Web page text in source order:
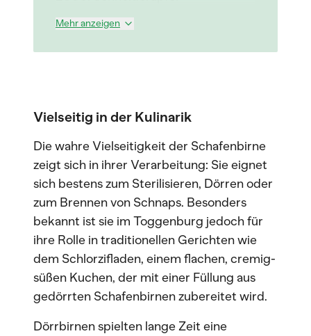
Mehr anzeigen
Vielseitig in der Kulinarik
Die wahre Vielseitigkeit der Schafenbirne
zeigt sich in ihrer Verarbeitung: Sie eignet
sich bestens zum Sterilisieren, Dörren oder
zum Brennen von Schnaps. Besonders
bekannt ist sie im Toggenburg jedoch für
ihre Rolle in traditionellen Gerichten wie
dem Schlorzifladen, einem flachen, cremig-
süßen Kuchen, der mit einer Füllung aus
gedörrten Schafenbirnen zubereitet wird.
Dörrbirnen spielten lange Zeit eine